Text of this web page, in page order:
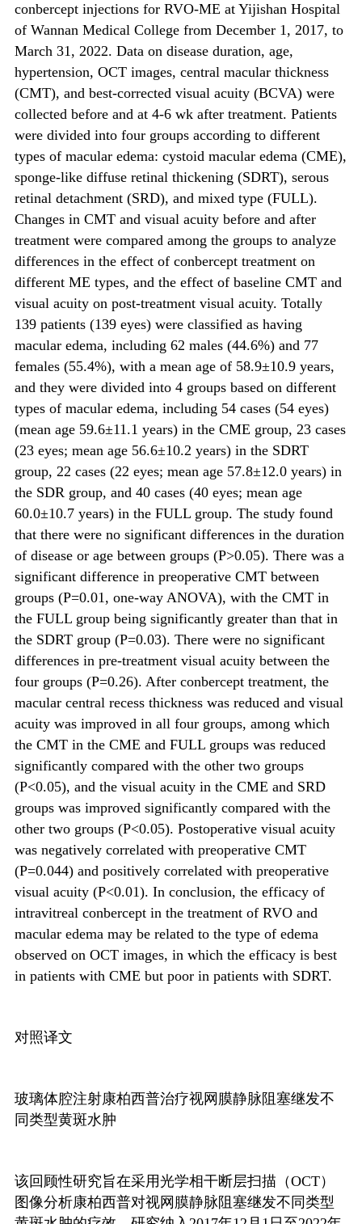
conbercept injections for RVO-ME at Yijishan Hospital
of Wannan Medical College from December 1, 2017, to
March 31, 2022. Data on disease duration, age,
hypertension, OCT images, central macular thickness
(CMT), and best-corrected visual acuity (BCVA) were
collected before and at 4-6 wk after treatment. Patients
were divided into four groups according to different
types of macular edema: cystoid macular edema (CME),
sponge-like diffuse retinal thickening (SDRT), serous
retinal detachment (SRD), and mixed type (FULL).
Changes in CMT and visual acuity before and after
treatment were compared among the groups to analyze
differences in the effect of conbercept treatment on
different ME types, and the effect of baseline CMT and
visual acuity on post-treatment visual acuity. Totally
139 patients (139 eyes) were classified as having
macular edema, including 62 males (44.6%) and 77
females (55.4%), with a mean age of 58.9±10.9 years,
and they were divided into 4 groups based on different
types of macular edema, including 54 cases (54 eyes)
(mean age 59.6±11.1 years) in the CME group, 23 cases
(23 eyes; mean age 56.6±10.2 years) in the SDRT
group, 22 cases (22 eyes; mean age 57.8±12.0 years) in
the SDR group, and 40 cases (40 eyes; mean age
60.0±10.7 years) in the FULL group. The study found
that there were no significant differences in the duration
of disease or age between groups (P>0.05). There was a
significant difference in preoperative CMT between
groups (P=0.01, one-way ANOVA), with the CMT in
the FULL group being significantly greater than that in
the SDRT group (P=0.03). There were no significant
differences in pre-treatment visual acuity between the
four groups (P=0.26). After conbercept treatment, the
macular central recess thickness was reduced and visual
acuity was improved in all four groups, among which
the CMT in the CME and FULL groups was reduced
significantly compared with the other two groups
(P<0.05), and the visual acuity in the CME and SRD
groups was improved significantly compared with the
other two groups (P<0.05). Postoperative visual acuity
was negatively correlated with preoperative CMT
(P=0.044) and positively correlated with preoperative
visual acuity (P<0.01). In conclusion, the efficacy of
intravitreal conbercept in the treatment of RVO and
macular edema may be related to the type of edema
observed on OCT images, in which the efficacy is best
in patients with CME but poor in patients with SDRT.
对照译文
玻璃体腔注射康柏西普治疗视网膜静脉阻塞继发不
同类型黄斑水肿
该回顾性研究旨在采用光学相干断层扫描（OCT）
图像分析康柏西普对视网膜静脉阻塞继发不同类型